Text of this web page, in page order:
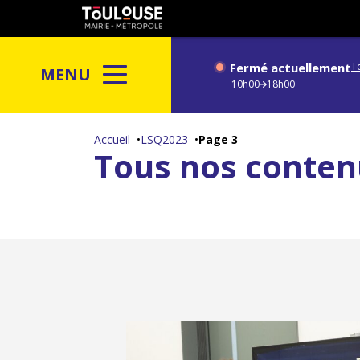
au
principal
Toulouse
MENU Fermé actuellement
10h00 18h00
Accueil LSQ2023 Page 3
Tous nos
Gestion de vos préférences sur les cookies